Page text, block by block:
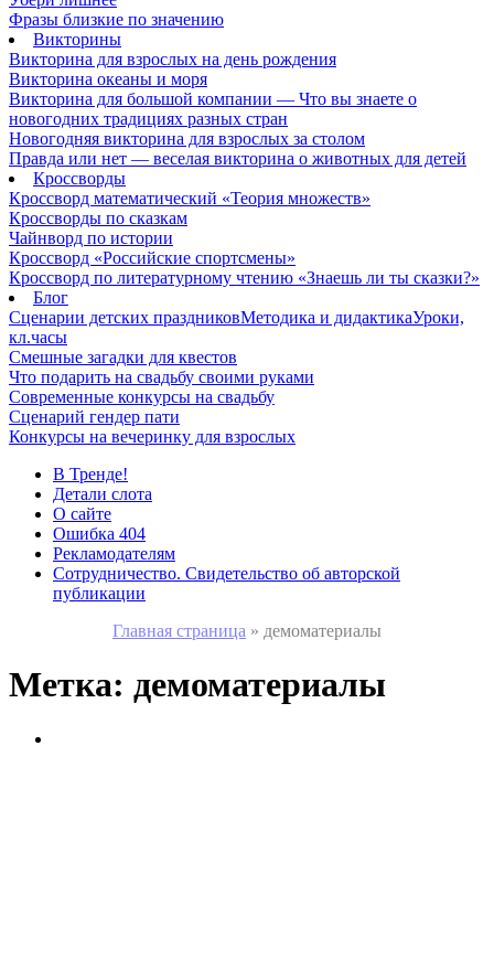
Фразы близкие по значению
Викторины
Викторина для взрослых на день рождения
Викторина океаны и моря
Викторина для большой компании — Что вы знаете о
новогодних традициях разных стран
Новогодняя викторина для взрослых за столом
Правда или нет — веселая викторина о животных для детей
Кроссворды
Кроссворд математический «Теория множеств»
Кроссворды по сказкам
Чайнворд по истории
Кроссворд «Российские спортсмены»
Кроссворд по литературному чтению «Знаешь ли ты сказки?»
Блог
Сценарии детских праздниковМетодика и дидактикаУроки,
кл.часы
Смешные загадки для квестов
Что подарить на свадьбу своими руками
Современные конкурсы на свадьбу
Сценарий гендер пати
Конкурсы на вечеринку для взрослых
В Тренде!
Детали слота
О сайте
Ошибка 404
Рекламодателям
Сотрудничество. Свидетельство об авторской
публикации
Главная страница » демоматериалы
Метка: демоматериалы